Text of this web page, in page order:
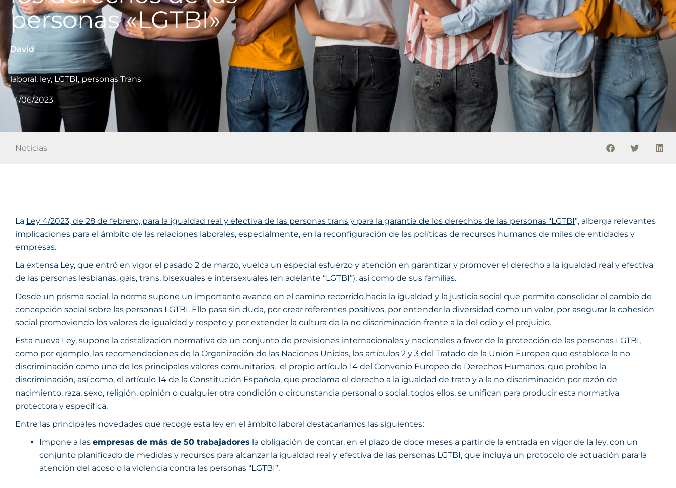
personas «LGTBI»
David
laboral, ley, LGTBI, personas Trans
14/06/2023
Noticias
La Ley 4/2023, de 28 de febrero, para la igualdad real y efectiva de las personas trans y para la garantía de los derechos de las personas “LGTBI”, alberga relevantes
implicaciones para el ámbito de las relaciones laborales, especialmente, en la reconfiguración de las políticas de recursos humanos de miles de entidades y
empresas.
La extensa Ley, que entró en vigor el pasado 2 de marzo, vuelca un especial esfuerzo y atención en garantizar y promover el derecho a la igualdad real y efectiva
de las personas lesbianas, gais, trans, bisexuales e intersexuales (en adelante “LGTBI”), así como de sus familias.
Desde un prisma social, la norma supone un importante avance en el camino recorrido hacia la igualdad y la justicia social que permite consolidar el cambio de
concepción social sobre las personas LGTBI. Ello pasa sin duda, por crear referentes positivos, por entender la diversidad como un valor, por asegurar la cohesión
social promoviendo los valores de igualdad y respeto y por extender la cultura de la no discriminación frente a la del odio y el prejuicio.
Esta nueva Ley, supone la cristalización normativa de un conjunto de previsiones internacionales y nacionales a favor de la protección de las personas LGTBI,
como por ejemplo, las recomendaciones de la Organización de las Naciones Unidas, los artículos 2 y 3 del Tratado de la Unión Europea que establece la no
discriminación como uno de los principales valores comunitarios, el propio artículo 14 del Convenio Europeo de Derechos Humanos, que prohíbe la
discriminación, así como, el artículo 14 de la Constitución Española, que proclama el derecho a la igualdad de trato y a la no discriminación por razón de
nacimiento, raza, sexo, religión, opinión o cualquier otra condición o circunstancia personal o social, todos ellos, se unifican para producir esta normativa
protectora y específica.
Entre las principales novedades que recoge esta ley en el ámbito laboral destacaríamos las siguientes:
Impone a las empresas de más de 50 trabajadores la obligación de contar, en el plazo de doce meses a partir de la entrada en vigor de la ley, con un
conjunto planificado de medidas y recursos para alcanzar la igualdad real y efectiva de las personas LGTBI, que incluya un protocolo de actuación para la
atención del acoso o la violencia contra las personas “LGTBI”.